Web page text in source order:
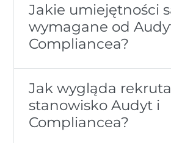
Jakie umiejętności
wymagane od
Compliancea?
Jak wygląda
stanowisko Audyt i
Compliancea?